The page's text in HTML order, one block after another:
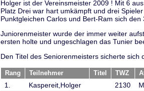
Holger ist der Vereinsmeister 2009 ! Mit 6
Platz Drei war hart umkämpft und drei
Punktgleichen Carlos und Bert-Ram sich den
Juniorenmeister wurde der immer weiter
ersten holte und ungeschlagen das Tunier
Den Titel des Seniorenmeisters sicherte sich
Rang Teilnehmer Titel TWZ
1. Kaspereit,Holger 2130 M